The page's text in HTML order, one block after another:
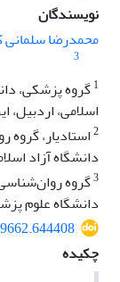
نویسندگان
محمدرضا سلمانی
3
1گروه پزشکی،
اسلامی، اردبیل،
2استادیار،
دانشگاه آزاد
3گروه
دانشگاه علوم
چکیده